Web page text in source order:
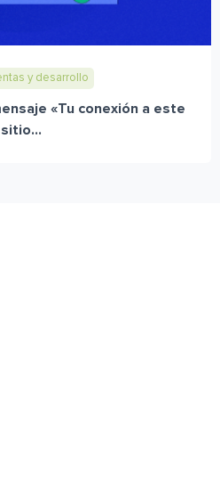
y desarrollo
«Tu conexión a este
sitio...